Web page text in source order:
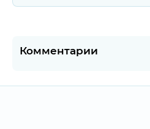
Комментарии